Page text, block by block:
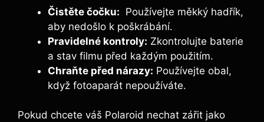
Čistěte čočku: ‌ Používejte měkký‌ hadřík,
aby⁣ nedošlo k poškrábání.
Pravidelné kontroly: Zkontrolujte baterie
a⁢ stav⁤ filmu před‌ každým⁤ použitím.
Chraňte před nárazy: Používejte⁢ obal,​
když ⁢fotoaparát nepoužíváte.
Pokud‌ chcete váš Polaroid ⁢nechat zářit ​jako